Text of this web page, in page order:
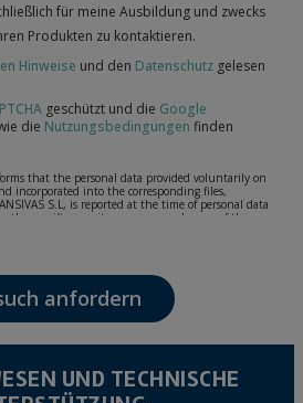
für meine Ausbildung und zwecks
Produkten zu kontaktieren.
Hinweise und den Datenschutz gelesen
geschützt und die Google
die Nutzungsbedingungen finden
that the personal data provided voluntarily on
incorporated into the corresponding files,
S.L, is reported at the time of personal data
the specific case, its purpose may be any of the
request, complaint or question, established
confidential and shall be treated with the utmost
with all the requirements provided for the General
2016.
you are strongly advised not to send high-
be sent, it is done so under your sole responsibility.
anfordern
UND TECHNISCHE